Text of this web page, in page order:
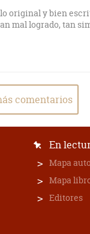
original y bien
mal logrado, tan
comentarios
En
Mapa
Mapa
Editores